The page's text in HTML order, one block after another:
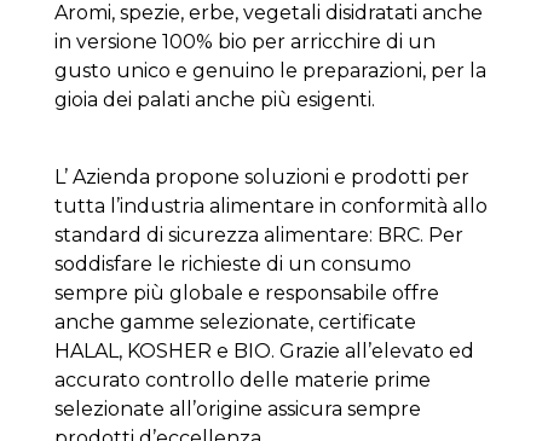
Aromi, spezie, erbe, vegetali disidratati anche
in versione 100% bio per arricchire di un
gusto unico e genuino le preparazioni, per la
gioia dei palati anche più esigenti.
L’ Azienda propone soluzioni e prodotti per
tutta l’industria alimentare in conformità allo
standard di sicurezza alimentare: BRC. Per
soddisfare le richieste di un consumo
sempre più globale e responsabile offre
anche gamme selezionate, certificate
HALAL, KOSHER e BIO. Grazie all’elevato ed
accurato controllo delle materie prime
selezionate all’origine assicura sempre